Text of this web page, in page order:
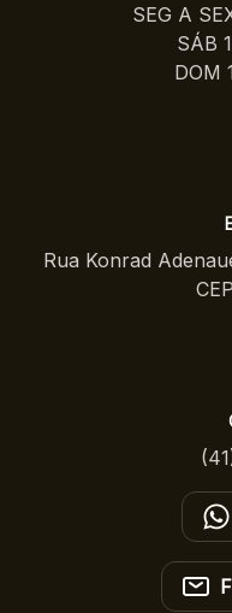
SEG A
SÁB
DOM
Rua Konrad